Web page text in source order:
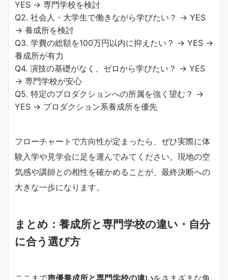
YES → 専門学校を検討
Q2. 社会人・大学生で働きながら学びたい？ → YES
→ 養成所を検討
Q3. 学費の総額を100万円以内に抑えたい？ → YES →
養成所が有力
Q4. 演技の基礎がなく、ゼロから学びたい？ → YES
→ 専門学校が安心
Q5. 特定のプロダクションへの所属を強く望む？ →
YES → プロダクション系養成所を優先
フローチャートで方向性が定まったら、ぜひ実際に体
験入学や見学会に足を運んでみてください。現地の空
気感や講師との相性を確かめることが、最終決断への
大きな一歩になります。
まとめ：養成所と専門学校の違い・自分
に合う選び方
ここまで声優養成所と専門学校の違いをさまざまな角